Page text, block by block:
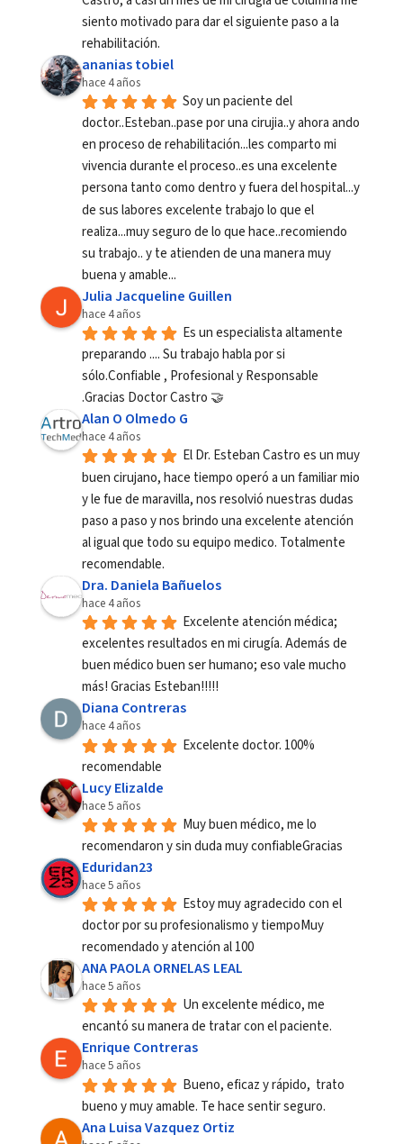
siento motivado para dar el siguiente paso a la
rehabilitación.
ananias tobiel
hace 4 años
Soy un paciente del
doctor..Esteban..pase por una cirujia..y ahora ando
en proceso de rehabilitación...les comparto mi
vivencia durante el proceso..es una excelente
persona tanto como dentro y fuera del hospital...y
de sus labores excelente trabajo lo que el
realiza...muy seguro de lo que hace..recomiendo
su trabajo.. y te atienden de una manera muy
buena y amable...
Julia Jacqueline Guillen
hace 4 años
Es un especialista altamente
preparando .... Su trabajo habla por si
sólo.Confiable , Profesional y Responsable
.Gracias Doctor Castro 🤝
Alan O Olmedo G
hace 4 años
El Dr. Esteban Castro es un muy
buen cirujano, hace tiempo operó a un familiar mio
y le fue de maravilla, nos resolvió nuestras dudas
paso a paso y nos brindo una excelente atención
al igual que todo su equipo medico. Totalmente
recomendable.
Dra. Daniela Bañuelos
hace 4 años
Excelente atención médica;
excelentes resultados en mi cirugía. Además de
buen médico buen ser humano; eso vale mucho
más! Gracias Esteban!!!!!
Diana Contreras
hace 4 años
Excelente doctor. 100%
recomendable
Lucy Elizalde
hace 5 años
Muy buen médico, me lo
recomendaron y sin duda muy confiableGracias
Eduridan23
hace 5 años
Estoy muy agradecido con el
doctor por su profesionalismo y tiempoMuy
recomendado y atención al 100
ANA PAOLA ORNELAS LEAL
hace 5 años
Un excelente médico, me
encantó su manera de tratar con el paciente.
Enrique Contreras
hace 5 años
Bueno, eficaz y rápido,  trato
bueno y muy amable. Te hace sentir seguro.
Ana Luisa Vazquez Ortiz